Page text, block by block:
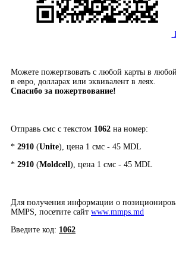
Можете пожертвовать с любой карты в
в евро, долларах или эквивалент в леях.
Спасибо за пожертвование!
Отправь смс с текстом 1062 на номер:
* 2910 (Unite), цена 1 смс - 45 MDL
* 2910 (Moldcell), цена 1 смс - 45 MDL
Для получения информации о
MMPS, посетите сайт www.mmps.md
Введите код: 1062